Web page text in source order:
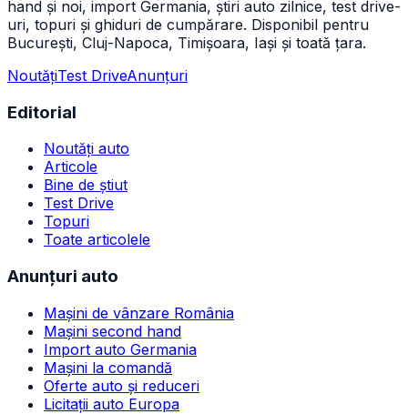
hand și noi, import Germania, știri auto zilnice, test drive-
uri, topuri și ghiduri de cumpărare. Disponibil pentru
București, Cluj-Napoca, Timișoara, Iași și toată țara.
NoutățiTest DriveAnunțuri
Editorial
Noutăți auto
Articole
Bine de știut
Test Drive
Topuri
Toate articolele
Anunțuri auto
Mașini de vânzare România
Mașini second hand
Import auto Germania
Mașini la comandă
Oferte auto și reduceri
Licitații auto Europa